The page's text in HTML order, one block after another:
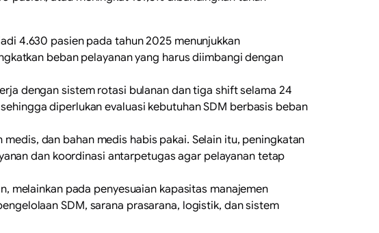
4.630 pasien pada tahun 2025 menunjukkan
beban pelayanan yang harus diimbangi dengan
dengan sistem rotasi bulanan dan tiga shift selama 24
diperlukan evaluasi kebutuhan SDM berbasis beban
dan bahan medis habis pakai. Selain itu, peningkatan
dan koordinasi antarpetugas agar pelayanan tetap
melainkan pada penyesuaian kapasitas manajemen
SDM, sarana prasarana, logistik, dan sistem